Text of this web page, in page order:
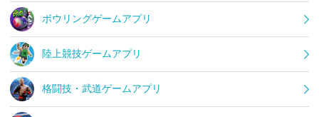
ボウリングゲームアプリ
陸上競技ゲームアプリ
格闘技・武道ゲームアプリ